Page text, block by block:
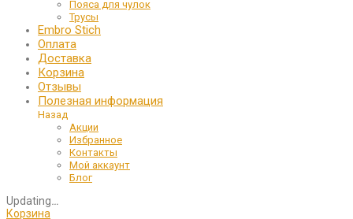
Пояса для чулок
Трусы
Embro Stich
Оплата
Доставка
Корзина
Отзывы
Полезная информация
Назад
Акции
Избранное
Контакты
Мой аккаунт
Блог
Updating…
Корзина